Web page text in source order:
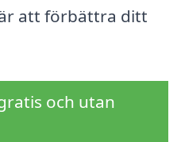
att förbättra ditt
och utan